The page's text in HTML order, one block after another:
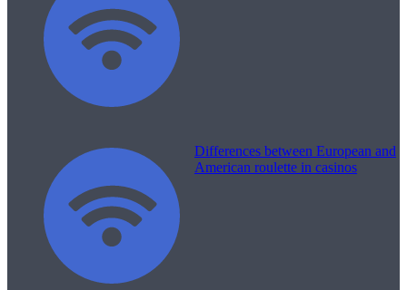
Differences between European and
American roulette in casinos